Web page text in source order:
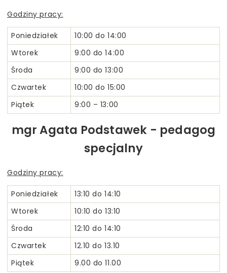
Godziny pracy:
Poniedziałek
10:00 do 14:00
Wtorek
9:00 do 14:00
Środa
9:00 do 13:00
Czwartek
10:00 do 15:00
Piątek
9:00 – 13:00
mgr Agata Podstawek - pedagog
specjalny
Godziny pracy:
Poniedziałek
13:10 do 14:10
Wtorek
10:10 do 13:10
Środa
12:10 do 14:10
Czwartek
12.10 do 13.10
Piątek
9.00 do 11.00